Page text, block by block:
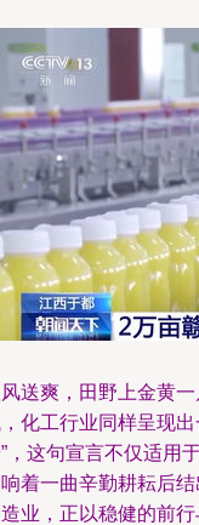
送爽，田野上金黄
化工行业同样呈现出
，这句宣言不仅适用
着一曲辛勤耕耘后
业，正以稳健的前